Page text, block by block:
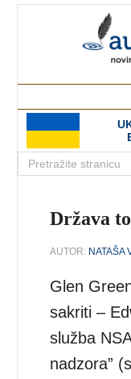
Država
AUTOR: NATAŠA
Glen
sakriti –
služba
nadzora”